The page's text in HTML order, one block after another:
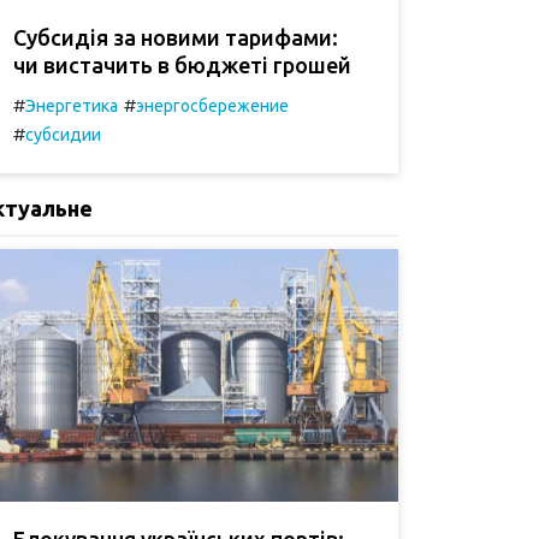
Субсидія за новими тарифами:
чи вистачить в бюджеті грошей
#Энергетика #энергосбережение
#субсидии